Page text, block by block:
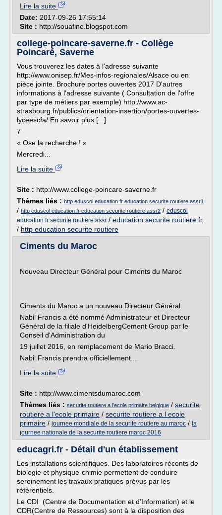
Lire la suite
Date: 2017-09-26 17:55:14
Site : http://souafine.blogspot.com
college-poincare-saverne.fr - Collège
Poincaré, Saverne
Vous trouverez les dates à l'adresse suivante
http://www.onisep.fr/Mes-infos-regionales/Alsace ou en
pièce jointe. Brochure portes ouvertes 2017 D'autres
informations à l'adresse suivante ( Consultation de l'offre
par type de métiers par exemple) http://www.ac-
strasbourg.fr/publics/orientation-insertion/portes-ouvertes-
lyceescfa/ En savoir plus [...]
7
« Ose la recherche ! »
Mercredi...
Lire la suite
Site : http://www.college-poincare-saverne.fr
Thèmes liés : http eduscol education fr education securite routiere assr1
/ http eduscol education fr education securite routiere assr2 / eduscol
education fr securite routiere assr / education securite routiere fr
/ http education securite routiere
Ciments du Maroc
Nouveau Directeur Général pour Ciments du Maroc
Ciments du Maroc a un nouveau Directeur Général.
Nabil Francis a été nommé Administrateur et Directeur
Général de la filiale d'HeidelbergCement Group par le
Conseil d'Administration du
19 juillet 2016, en remplacement de Mario Bracci.
Nabil Francis prendra officiellement...
Lire la suite
Site : http://www.cimentsdumaroc.com
Thèmes liés : securite routiere a l'ecole primaire belgique / securite
routiere a l'ecole primaire / securite routiere a l ecole
primaire / journee mondiale de la securite routiere au maroc / la
journee nationale de la securite routiere maroc 2016
educagri.fr - Détail d'un établissement
Les installations scientifiques. Des laboratoires récents de
biologie et physique-chimie permettent de conduire
sereinement les travaux pratiques prévus par les
référentiels.
Le CDI (Centre de Documentation et d'Information) et le
CDR(Centre de Ressources) sont à la disposition des